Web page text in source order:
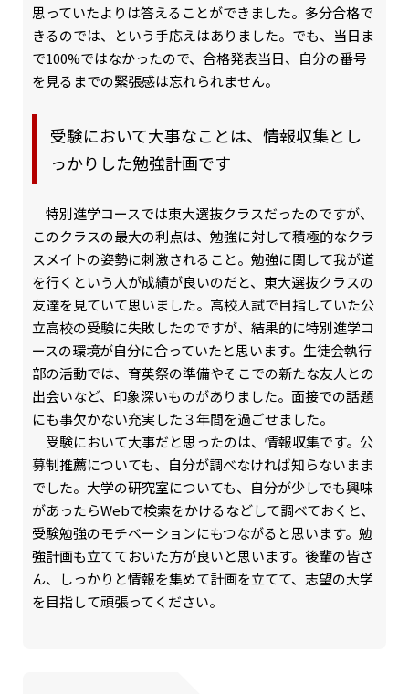
思っていたよりは答えることができました。多分合格で
きるのでは、という手応えはありました。でも、当日ま
で100%ではなかったので、合格発表当日、自分の番号
を見るまでの緊張感は忘れられません。
受験において大事なことは、情報収集とし
っかりした勉強計画です
特別進学コースでは東大選抜クラスだったのですが、
このクラスの最大の利点は、勉強に対して積極的なクラ
スメイトの姿勢に刺激されること。勉強に関して我が道
を行くという人が成績が良いのだと、東大選抜クラスの
友達を見ていて思いました。高校入試で目指していた公
立高校の受験に失敗したのですが、結果的に特別進学コ
ースの環境が自分に合っていたと思います。生徒会執行
部の活動では、育英祭の準備やそこでの新たな友人との
出会いなど、印象深いものがありました。面接での話題
にも事欠かない充実した３年間を過ごせました。
受験において大事だと思ったのは、情報収集です。公
募制推薦についても、自分が調べなければ知らないまま
でした。大学の研究室についても、自分が少しでも興味
があったらWebで検索をかけるなどして調べておくと、
受験勉強のモチベーションにもつながると思います。勉
強計画も立てておいた方が良いと思います。後輩の皆さ
ん、しっかりと情報を集めて計画を立てて、志望の大学
を目指して頑張ってください。